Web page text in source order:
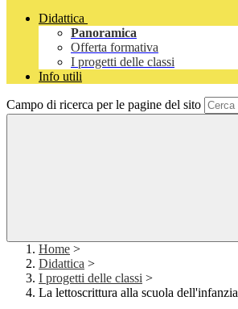
Didattica
Panoramica
Offerta formativa
I progetti delle classi
Info utili
Campo di ricerca per le pagine del sito
Home >
Didattica >
I progetti delle classi >
La lettoscrittura alla scuola dell'infanzia